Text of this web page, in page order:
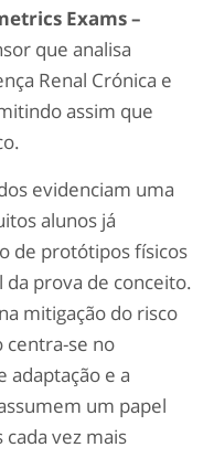
Exams –
que analisa
Renal Crónica e
assim que
evidenciam uma
alunos já
de protótipos físicos
da prova de conceito.
mitigação do risco
centra-se no
adaptação e a
um papel
vez mais